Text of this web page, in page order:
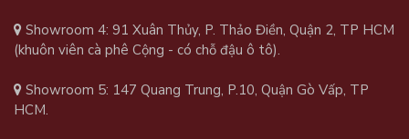
Showroom 4: 91 Xuân Thủy, P. Thảo Điền, Quận 2, TP HCM
(khuôn viên cà phê Cộng - có chỗ đậu ô tô).
Showroom 5: 147 Quang Trung, P.10, Quận Gò Vấp, TP
HCM.